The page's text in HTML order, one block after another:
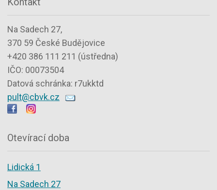
Na Sadech 27,
370 59 České Budějovice
+420 386 111 211 (ústředna)
IČO: 00073504
Datová schránka: r7ukktd
pult@cbvk.cz
Otevírací doba
Lidická 1
Na Sadech 27